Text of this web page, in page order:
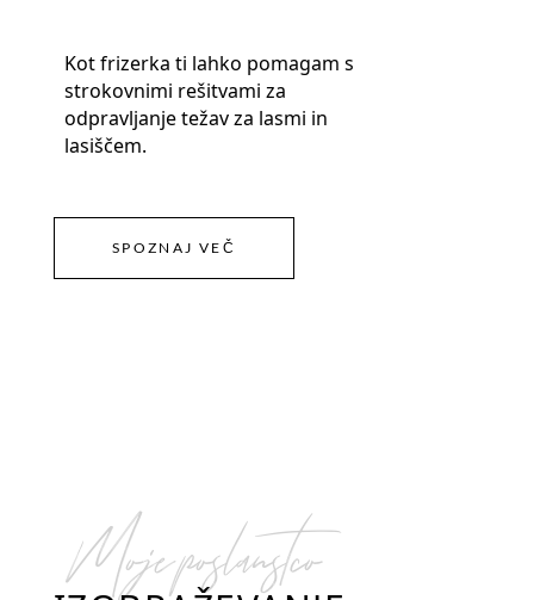
Kot frizerka ti lahko pomagam s
strokovnimi rešitvami za
odpravljanje težav za lasmi in
lasiščem.
SPOZNAJ VEČ
Moje poslanstco